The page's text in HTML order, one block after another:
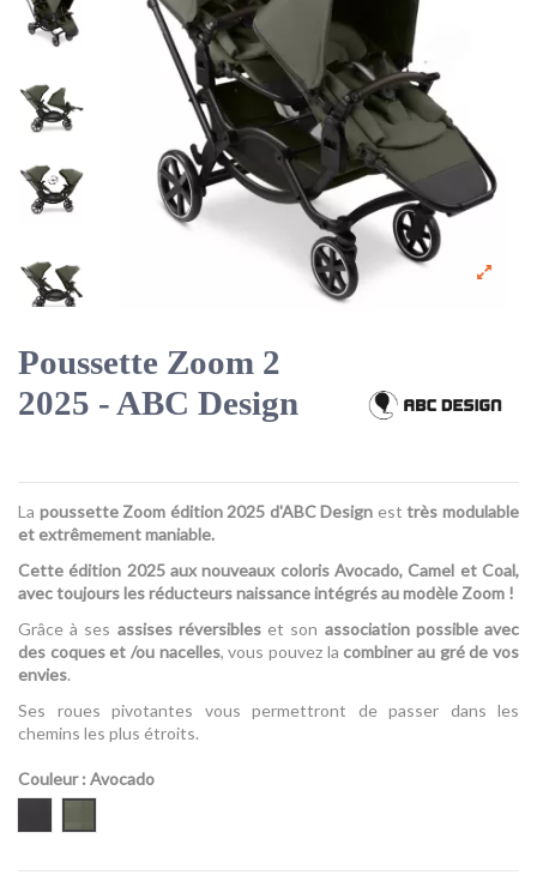
Poussette Zoom 2
2025 - ABC Design
La poussette Zoom édition 2025 d'ABC Design est très modulable
et extrêmement maniable.
Cette édition 2025 aux nouveaux coloris Avocado, Camel et Coal,
avec toujours les réducteurs naissance intégrés au modèle Zoom !
Grâce à ses assises réversibleset son association possible avec
des coques et /ou nacelles, vous pouvez la combiner au gré de vos
envies.
Ses roues pivotantes vous permettront de passer dans les
chemins les plus étroits.
Couleur: Avocado